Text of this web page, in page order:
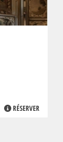
RÉSERVER